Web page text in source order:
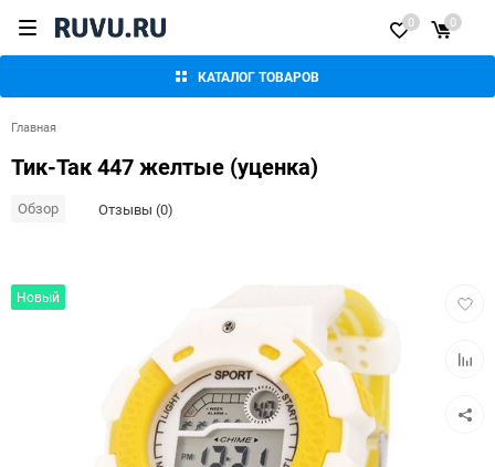
КАТАЛОГ ТОВАРОВ
0 0
Главная
Тик-Так 447 желтые (уценка)
Обзор Отзывы (0)
Новый